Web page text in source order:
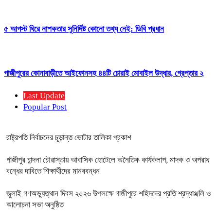
৫ আগস্ট ঘিরে নাশকতার সুনির্দিষ্ট কোনো তথ্য নেই: ডিবি প্রধান
গাজীপুরের কোনাবাড়ীতে আইফোনসহ ৪৪টি চোরাই মোবাইল উদ্ধার, গ্রেপ্তার ২
Last Update
Popular Post
রাষ্ট্রপতি নির্বাচনের চূড়ান্ত ভোটার তালিকা প্রকাশ
গাজীপুর চান্দনা চৌরাস্তায় আবাসিক হোটেলে অনৈতিক কার্যকলাপ, মাদক ও অপরাধ
বন্ধের দাবিতে শিক্ষার্থীদের মানববন্ধন
জুলাই গণঅভ্যুত্থান দিবস ২০২৬ উপলক্ষে গাজীপুরে শহিদদের প্রতি শ্রদ্ধাঞ্জলি ও
আলোচনা সভা অনুষ্ঠিত